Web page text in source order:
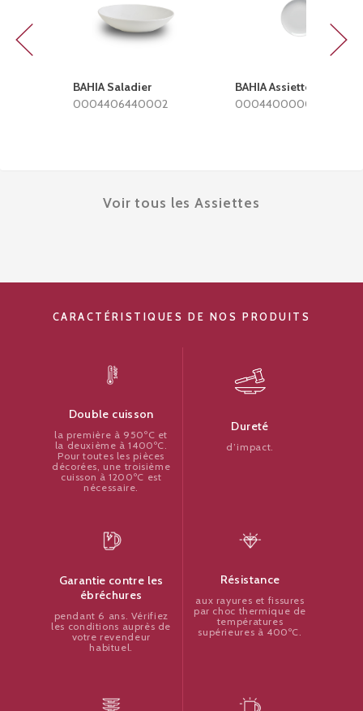
BAHIA Saladier
0004406440002
BAHIA Assiette plate
0004400000002
Voir tous les Assiettes
CARACTÉRISTIQUES DE NOS PRODUITS
Double cuisson
la première à 950ºC et
la deuxième à 1400ºC.
Pour toutes les pièces
décorées, une troisième
cuisson à 1200ºC est
nécessaire.
Dureté
d’impact.
Garantie contre les
ébréchures
pendant 6 ans. Vérifiez
les conditions auprès de
votre revendeur
habituel.
Résistance
aux rayures et fissures
par choc thermique de
températures
supérieures à 400ºC.